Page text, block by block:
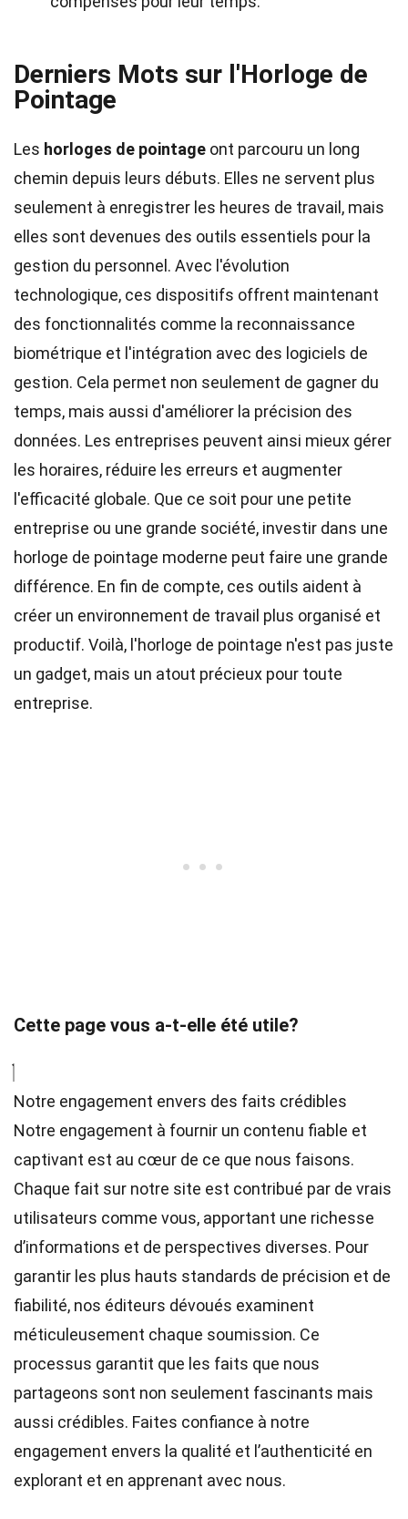
Derniers Mots sur l'Horloge de
Pointage
Les horloges de pointage ont parcouru un long
chemin depuis leurs débuts. Elles ne servent plus
seulement à enregistrer les heures de travail, mais
elles sont devenues des outils essentiels pour la
gestion du personnel. Avec l'évolution
technologique, ces dispositifs offrent maintenant
des fonctionnalités comme la reconnaissance
biométrique et l'intégration avec des logiciels de
gestion. Cela permet non seulement de gagner du
temps, mais aussi d'améliorer la précision des
données. Les entreprises peuvent ainsi mieux gérer
les horaires, réduire les erreurs et augmenter
l'efficacité globale. Que ce soit pour une petite
entreprise ou une grande société, investir dans une
horloge de pointage moderne peut faire une grande
différence. En fin de compte, ces outils aident à
créer un environnement de travail plus organisé et
productif. Voilà, l'horloge de pointage n'est pas juste
un gadget, mais un atout précieux pour toute
entreprise.
Cette page vous a-t-elle été utile?
Notre engagement envers des faits crédibles
Notre engagement à fournir un contenu fiable et
captivant est au cœur de ce que nous faisons.
Chaque fait sur notre site est contribué par de vrais
utilisateurs comme vous, apportant une richesse
d’informations et de perspectives diverses. Pour
garantir les plus hauts standards de précision et de
fiabilité, nos éditeurs dévoués examinent
méticuleusement chaque soumission. Ce
processus garantit que les faits que nous
partageons sont non seulement fascinants mais
aussi crédibles. Faites confiance à notre
engagement envers la qualité et l’authenticité en
explorant et en apprenant avec nous.